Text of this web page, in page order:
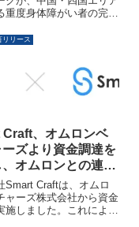
重度身体障がい者の完全
四国エリア推進課」を新
を目指し、全国47都道
採用が可能となりまし
リリース
、オムロンベ
ーズより資金調達を
オムロンとの連携
場DXを加速
Smart Craftは、オムロ
ャーズ株式会社から資金
施しました。これによ